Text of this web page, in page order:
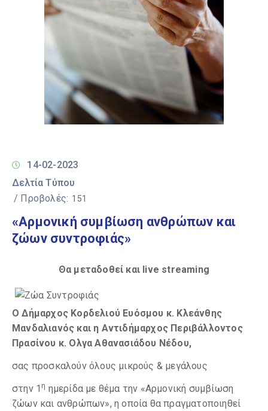
14-02-2023
Δελτία Τύπου
/ Προβολές: 151
«Αρμονική συμβίωση ανθρώπων και
ζώων συντροφιάς»
Θα μεταδοθεί και live streaming
Ο Δήμαρχος Κορδελιού Ευόσμου κ. Κλεάνθης
Μανδαλιανός και η Αντιδήμαρχος Περιβάλλοντος
Πρασίνου κ. Ολγα Αθανασιάδου Νέδου,
σας προσκαλούν όλους μικρούς & μεγάλους
στην 1 η ημερίδα με θέμα την «Αρμονική συμβίωση
ζώων και ανθρώπων», η οποία θα πραγματοποιηθεί